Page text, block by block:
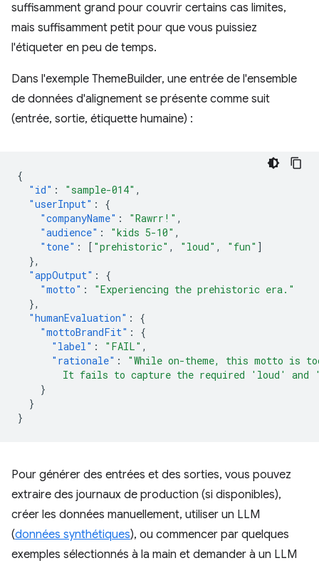
suffisamment grand pour couvrir certains cas limites,
mais suffisamment petit pour que vous puissiez
l'étiqueter en peu de temps.
Dans l'exemple ThemeBuilder, une entrée de l'ensemble
de données d'alignement se présente comme suit
(entrée, sortie, étiquette humaine) :
{
"id" : "sample-014" ,
"userInput" :
{
"companyName" : "Rawrr!" ,
"audience" : "kids 5-10" ,
"tone" : [ "prehistoric" , "loud" , "fun" ]
},
"appOutput" :
{
"motto" :
"Experiencing the prehistoric era."
},
"humanEvaluation" :
{
"mottoBrandFit" :
{
"label" : "FAIL" ,
"rationale" :
"While on-theme, this motto is
It fails to capture the required 'loud' and
}
}
}
Pour générer des entrées et des sorties, vous pouvez
extraire des journaux de production (si disponibles),
créer les données manuellement, utiliser un LLM
(données synthétiques), ou commencer par quelques
exemples sélectionnés à la main et demander à un LLM